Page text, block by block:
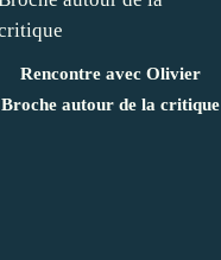
Rencontre avec Olivier
Broche autour de la critique